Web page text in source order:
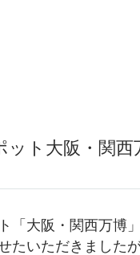
ット大阪・関西
「大阪・関西万博
たいただきました